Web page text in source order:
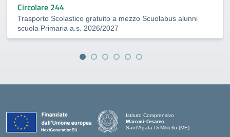
Circolare 244
Trasporto Scolastico gratuito a mezzo Scuolabus alunni
scuola Primaria a.s. 2026/2027
Istituto Comprensivo
Marconi-Cesareo
Sant'Agata Di Militello (ME)